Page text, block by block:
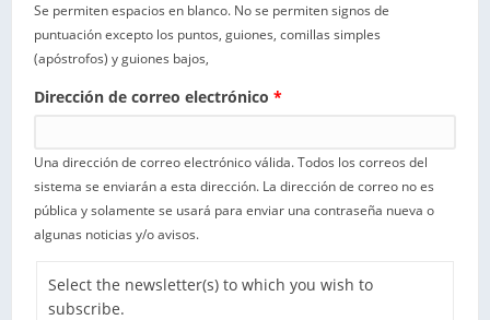
Se permiten espacios en blanco. No se permiten signos de
puntuación excepto los puntos, guiones, comillas simples
(apóstrofos) y guiones bajos,
Dirección de correo electrónico *
Una dirección de correo electrónico válida. Todos los correos del
sistema se enviarán a esta dirección. La dirección de correo no es
pública y solamente se usará para enviar una contraseña nueva o
algunas noticias y/o avisos.
Select the newsletter(s) to which you wish to
subscribe.